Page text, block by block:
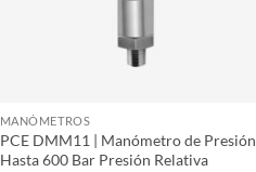
MANÓMETROS
PCE DMM11 | Manómetro de Presión
Hasta 600 Bar Presión Relativa